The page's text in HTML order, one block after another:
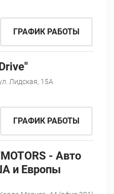
ГРАФИК РАБОТЫ
Лидская, 15А
ГРАФИК РАБОТЫ
- Авто
и Европы